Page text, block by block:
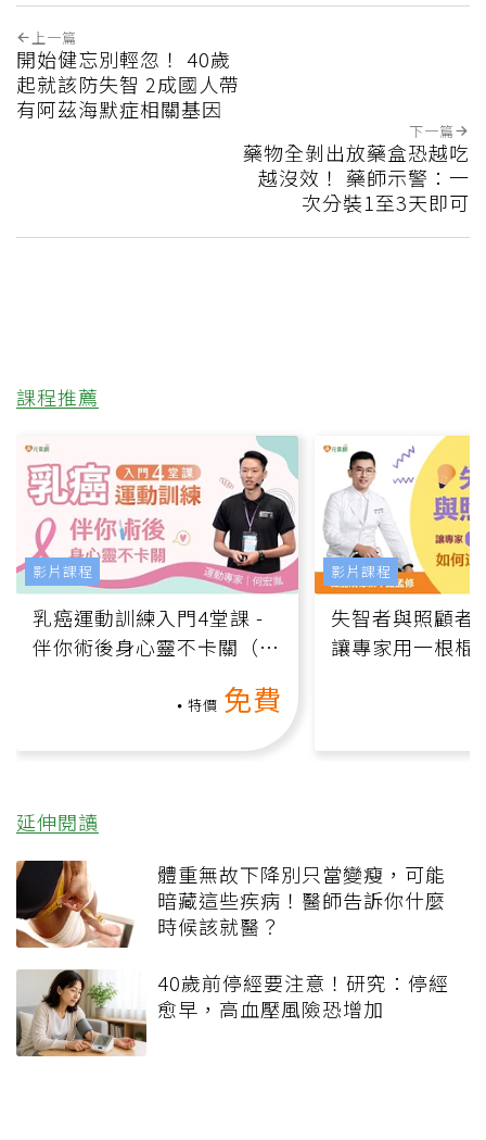
上一篇
開始健忘別輕忽！ 40歲
起就該防失智 2成國人帶
有阿茲海默症相關基因
下一篇
藥物全剝出放藥盒恐越吃
越沒效！ 藥師示警：一
次分裝1至3天即可
課程推薦
乳癌運動訓練入門4堂課 -
伴你術後身心靈不卡關（線
特價 免費
影片課程
失智者與照顧者
讓專家用一根棍
影片課程
延伸閱讀
體重無故下降別只當變瘦，可能
暗藏這些疾病！醫師告訴你什麼
時候該就醫？
40歲前停經要注意！研究：停經
愈早，高血壓風險恐增加